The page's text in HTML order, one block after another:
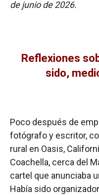
de junio de 2026.
Reflexiones
sido,
Poco después de
fotógrafo y escritor,
rural en Oasis,
Coachella, cerca del
cartel que anunciaba
Había sido